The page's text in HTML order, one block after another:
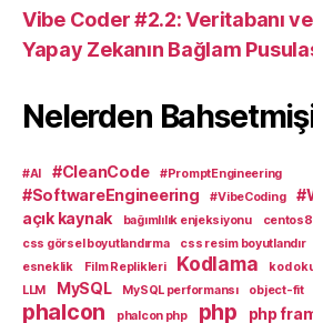
Vibe Coder #2.2: Veritabanı
Yapay Zekanın Bağlam
Nelerden
#AI #CleanCode #PromptEngineering
#SoftwareEngineering #VibeCoding
açık kaynak bağımlılık enjeksiyonu centos8
css görsel boyutlandırma
css resim boyutlandır
esneklik Film Replikleri Kodlama kod
LLM MySQL MySQL performansı object-fit
phalcon phalcon php php php